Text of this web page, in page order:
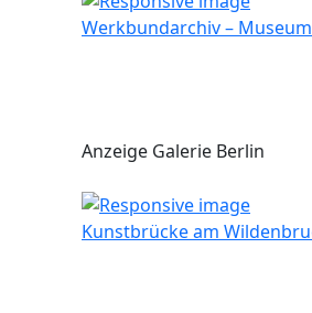
Werkbundarchiv –
Anzeige Galerie Berlin
Kunstbrücke am